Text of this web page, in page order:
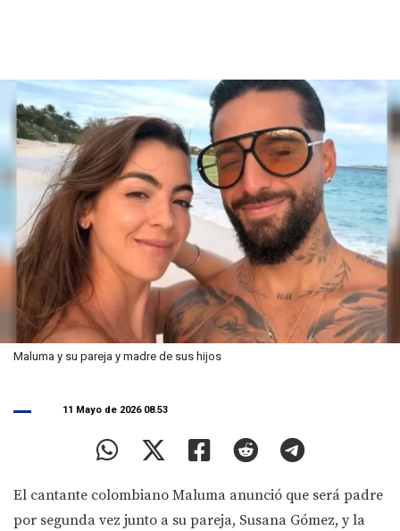
Maluma y su pareja y madre de sus hijos
11 Mayo de 2026 08.53
El cantante colombiano Maluma anunció que será padre
por segunda vez junto a su pareja, Susana Gómez, y la